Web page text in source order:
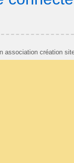
association création